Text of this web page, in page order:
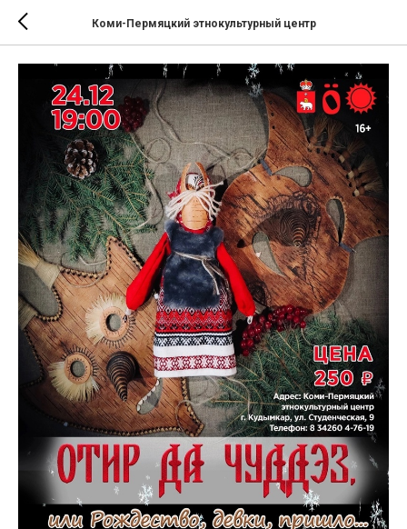
Коми-Пермяцкий этнокультурный центр